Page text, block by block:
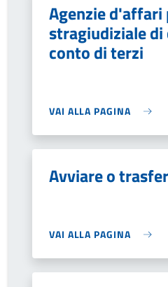
Agenzie d'affari
stragiudiziale
conto di terzi
VAI ALLA PAGINA
Avviare o
VAI ALLA PAGINA